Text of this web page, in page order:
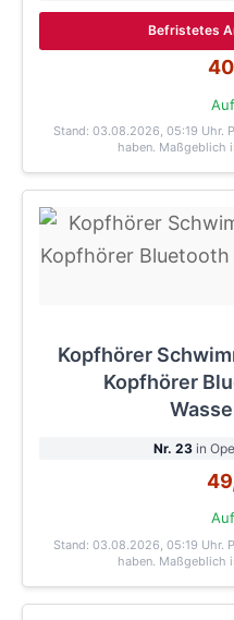
Befristetes
Stand: 03.08.2026, 05:19 Uhr.
haben. Maßgeblich
Kopfhörer
Kopfhörer
Nr. 23in
Stand: 03.08.2026, 05:19 Uhr.
haben. Maßgeblich